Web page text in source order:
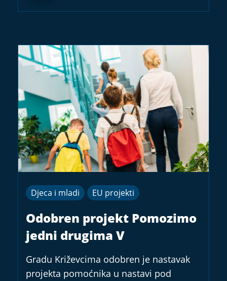
Djeca i mladi EU projekti
Odobren projekt Pomozimo
jedni drugima V
Gradu Križevcima odobren je nastavak
projekta pomoćnika u nastavi pod